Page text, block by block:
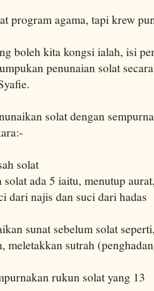
program agama, tapi krew
boleh kita kongsi ialah, isi
penunaian solat
solat dengan
solat
solat ada 5 iaitu, menutup
dari najis dan suci dari hadas
sunat sebelum solat
meletakkan sutrah
rukun solat yang 13